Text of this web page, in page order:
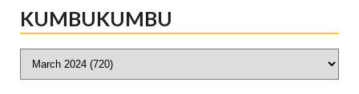
KUMBUKUMBU